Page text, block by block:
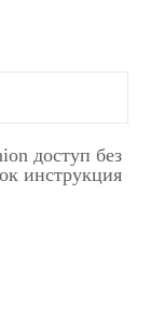
доступ без
инструкция